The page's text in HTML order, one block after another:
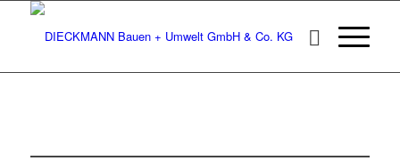
ROHRLEITUNGSBAUER
/ MONTEUR GAS-
nächstmöglichen Zeitpunkt
Vollzeit unbefristet